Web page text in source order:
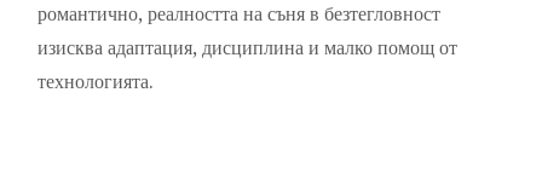
романтично, реалността на съня в безтегловност
изисква адаптация, дисциплина и малко помощ от
технологията.